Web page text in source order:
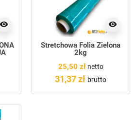
visibility visibility
Stretchowa Folia Zielona
2kg
25,50 złnetto
31,37 zł brutto